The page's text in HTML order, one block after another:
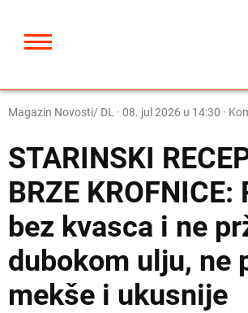
Magazin Novosti/ DL · 08. jul 2026 u 14:30 ·
STARINSKI
BRZE KROFNICE:
bez kvasca i ne
dubokom ulju, ne
mekše i ukusnije